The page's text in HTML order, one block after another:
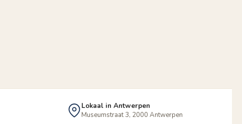
Lokaal in Antwerpen
Museumstraat 3, 2000 Antwerpen